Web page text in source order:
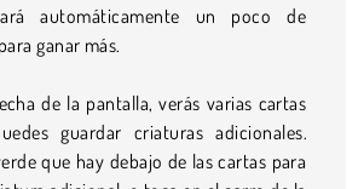
automáticamente un poco de
ganar más.
de la pantalla, verás varias cartas
guardar criaturas adicionales.
que hay debajo de las cartas para